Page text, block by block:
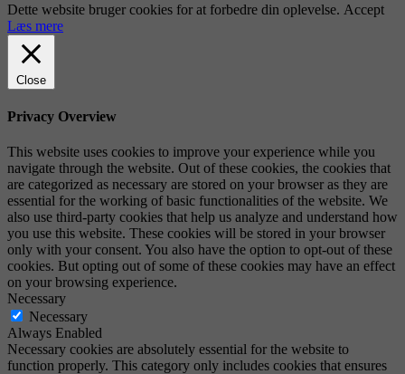
Dette website bruger cookies for at forbedre din oplevelse. Accept
Læs mere
Close
Privacy Overview
This website uses cookies to improve your experience while you
navigate through the website. Out of these cookies, the cookies that
are categorized as necessary are stored on your browser as they are
essential for the working of basic functionalities of the website. We
also use third-party cookies that help us analyze and understand how
you use this website. These cookies will be stored in your browser
only with your consent. You also have the option to opt-out of these
cookies. But opting out of some of these cookies may have an effect
on your browsing experience.
Necessary
Necessary
Always Enabled
Necessary cookies are absolutely essential for the website to
function properly. This category only includes cookies that ensures